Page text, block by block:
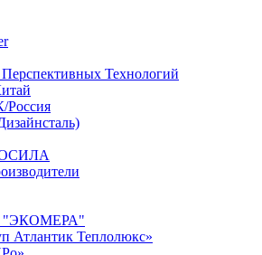
Технологий
Атлантик Теплолюкс»